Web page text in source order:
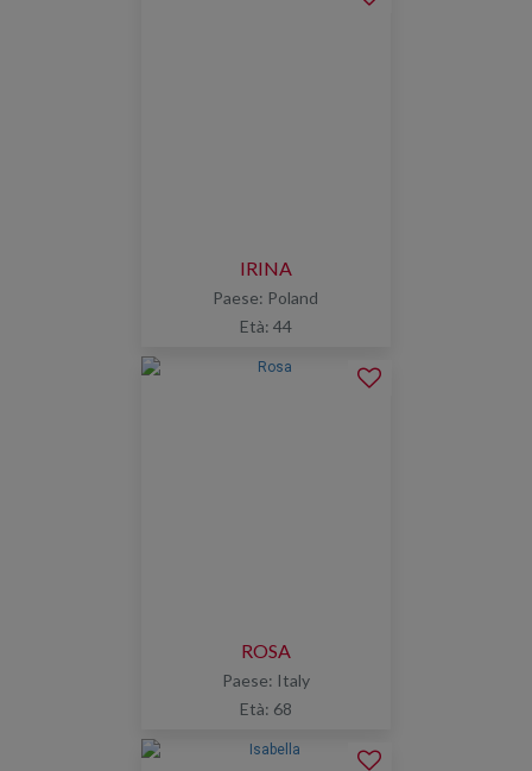
IRINA
Paese: Poland
Età: 44
ROSA
Paese: Italy
Età: 68